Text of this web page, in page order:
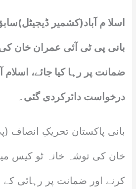
اسلا م آباد(کشمیر
بانی پی ٹی آئی عمران خان
ضمانت پر رہا کیا جائے، اسلام
درخواست دائرکردی گئی۔
بانی پاکستان تحریکِ انصاف
خان کی توشہ خانہ ٹو کیس
کرنے اور ضمانت پر رہائی کے